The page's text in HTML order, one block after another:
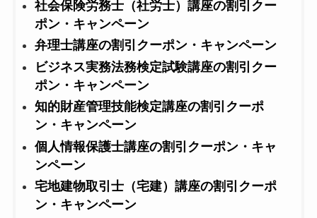
社会保険労務士（社労士）講座の割引クー
ポン・キャンペーン
弁理士講座の割引クーポン・キャンペーン
ビジネス実務法務検定試験講座の割引クー
ポン・キャンペーン
知的財産管理技能検定講座の割引クーポ
ン・キャンペーン
個人情報保護士講座の割引クーポン・キャ
ンペーン
宅地建物取引士（宅建）講座の割引クーポ
ン・キャンペーン